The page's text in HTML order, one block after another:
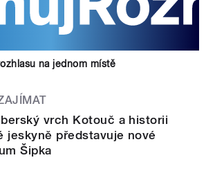
na jednom místě
vrch Kotouč a historii
jeskyně představuje nové
Šipka